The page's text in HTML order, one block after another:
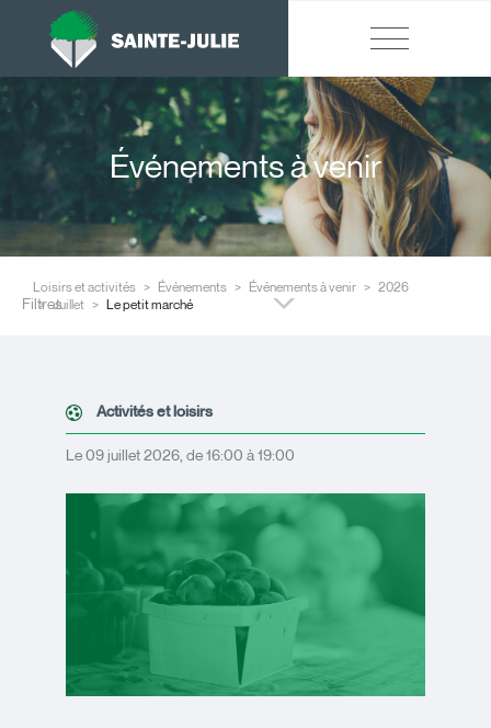
Événements à venir
Loisirs et activités Événements Événements à venir
2026
Juillet
Le petit marché
Filtres
Activités et loisirs
Le 09 juillet 2026, de 16:00 à 19:00